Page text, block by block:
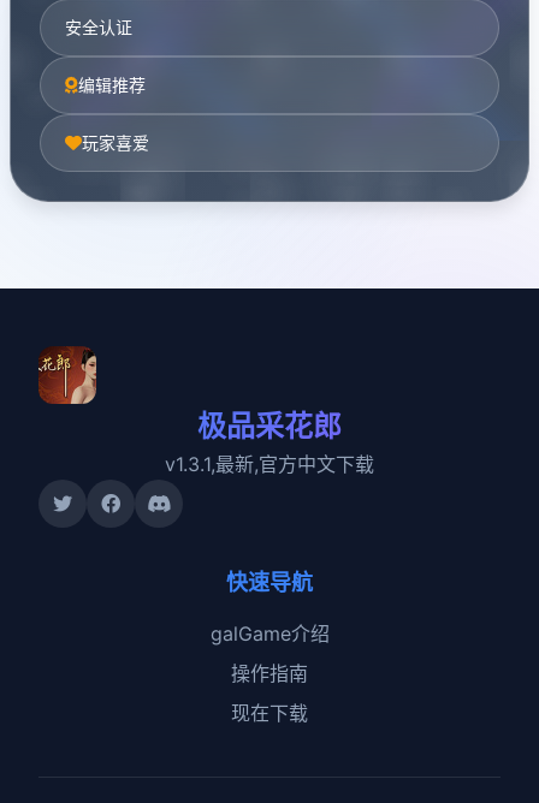
安全认证
编辑推荐
玩家喜爱
极品采花郎
v1.3.1,最新,官方中文下载
快速导航
galGame介绍
操作指南
现在下载